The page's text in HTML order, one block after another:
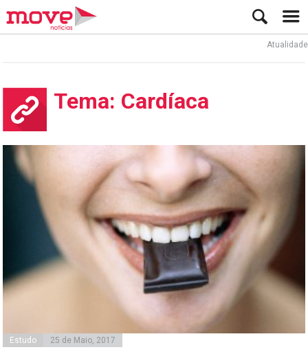
Atualidade
Tema: Cardíaca
Estudo 25 de Maio, 2017